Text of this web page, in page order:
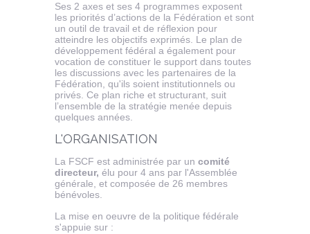
Ses 2 axes et ses 4 programmes exposent
les priorités d’actions de la Fédération et sont
un outil de travail et de réflexion pour
atteindre les objectifs exprimés. Le plan de
développement fédéral a également pour
vocation de constituer le support dans toutes
les discussions avec les partenaires de la
Fédération, qu'ils soient institutionnels ou
privés. Ce plan riche et structurant, suit
l’ensemble de la stratégie menée depuis
quelques années.
L'ORGANISATION
La FSCF est administrée par un comité
directeur, élu pour 4 ans par l'Assemblée
générale, et composée de 26 membres
bénévoles.
La mise en oeuvre de la politique fédérale
s'appuie sur :